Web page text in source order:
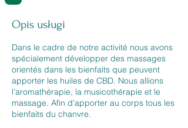
Opis usługi
Dans le cadre de notre activité nous avons
spécialement développer des massages
orientés dans les bienfaits que peuvent
apporter les huiles de CBD. Nous allions
l’aromathérapie, la musicothérapie et le
massage. Afin d'apporter au corps tous les
bienfaits du chanvre.